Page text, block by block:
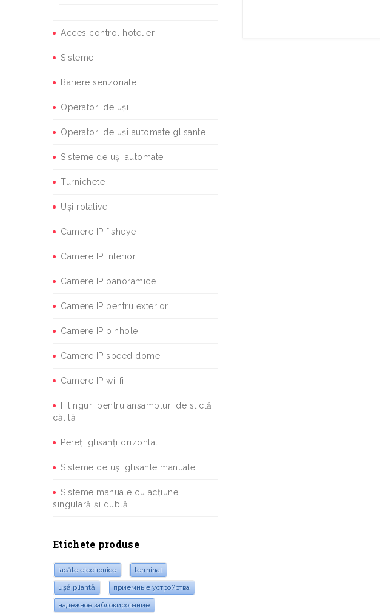
Acces control hotelier
Sisteme
Bariere senzoriale
Operatori de uși
Operatori de uși automate glisante
Sisteme de uși automate
Turnichete
Uși rotative
Camere IP fisheye
Camere IP interior
Camere IP panoramice
Camere IP pentru exterior
Camere IP pinhole
Camere IP speed dome
Camere IP wi-fi
Fitinguri pentru ansambluri de sticlă
călită
Pereți glisanți orizontali
Sisteme de uși glisante manuale
Sisteme manuale cu acțiune
singulară și dublă
Etichete produse
lacăte electronice terminal
ușă pliantă приемные устройства
надежное заблокирование